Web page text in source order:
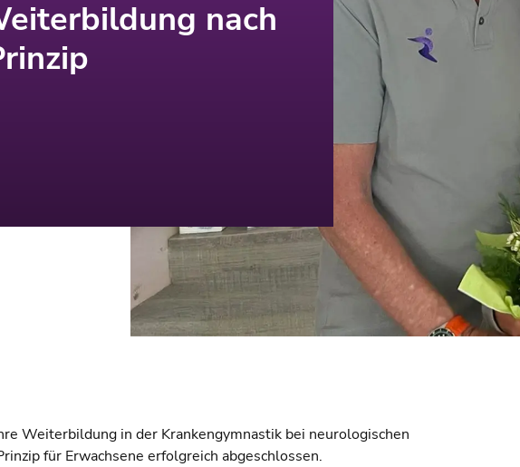
nach
Weiterbildung in der Krankengymnastik bei neurologischen
für Erwachsene erfolgreich abgeschlossen.